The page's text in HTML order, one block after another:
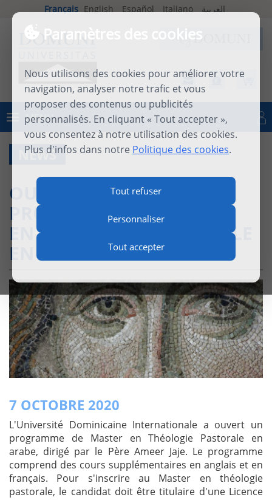
Paramètres des cookies
Nous utilisons des cookies pour améliorer votre
navigation, analyser notre trafic et vous
proposer des contenus ou publicités
personnalisés. En cliquant « Tout accepter »,
vous consentez à notre utilisation des cookies.
Plus d'infos dans notre Politique des cookies.
Tout refuser
Personnaliser
Tout accepter
Français English Español Italiano العربية
MENU Se connecter
NEWS
OUVERTURE DU
PROGRAMME DE MASTER
EN THÉOLOGIE PASTORALE
EN LANGUE ARABE
7 OCTOBRE 2020
L'Université Dominicaine Internationale a ouvert un
programme de Master en Théologie Pastorale en
arabe, dirigé par le Père Ameer Jaje. Le programme
comprend des cours supplémentaires en anglais et en
français. Pour s'inscrire au Master en théologie
pastorale, le candidat doit être titulaire d'une Licence